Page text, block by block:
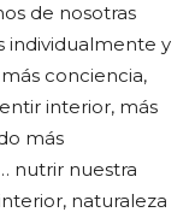
de nosotras
individualmente y
conciencia,
interior, más
más
nutrir nuestra
naturaleza